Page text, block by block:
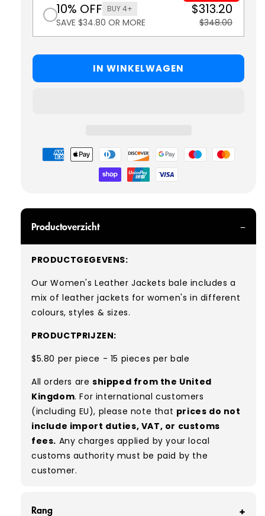
10% OFF BUY 4+
SAVE $34.80 OR MORE
$313.20
$348.00
IN WINKELWAGEN
Betaalmethoden
Productoverzicht
PRODUCTGEGEVENS:
Our Women's Leather Jackets bale includes a
mix of leather jackets for women's in different
colours, styles & sizes.
PRODUCTPRIJZEN:
$5.80 per piece - 15 pieces per bale
All orders are shipped from the United
Kingdom. For international customers
(including EU), please note that prices do not
include import duties, VAT, or customs
fees. Any charges applied by your local
customs authority must be paid by the
customer.
Rang